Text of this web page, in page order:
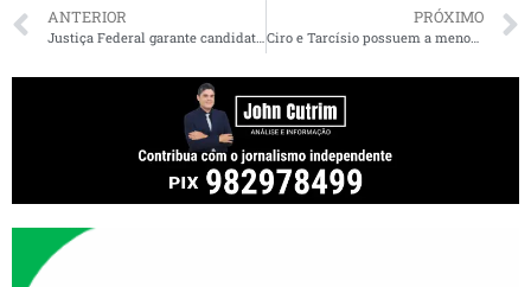
ANTERIOR PRÓXIMO
Ciro e Tarcísio possuem a menor desvantagem para Lula em segundo turno, aponta Genial/Quaest